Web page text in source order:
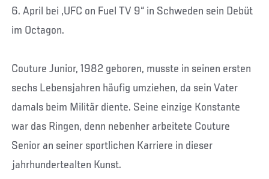
6. April bei „UFC on Fuel TV 9“ in Schweden sein Debüt
im Octagon.
Couture Junior, 1982 geboren, musste in seinen ersten
sechs Lebensjahren häufig umziehen, da sein Vater
damals beim Militär diente. Seine einzige Konstante
war das Ringen, denn nebenher arbeitete Couture
Senior an seiner sportlichen Karriere in dieser
jahrhundertealten Kunst.